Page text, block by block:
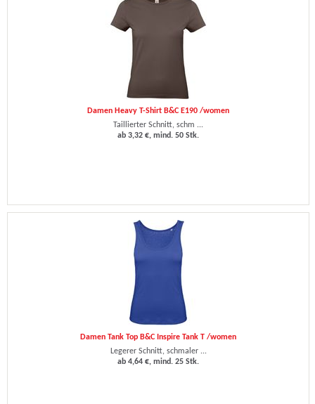
Damen Heavy T-Shirt B&C E190 /women
Taillierter Schnitt, schm ...
ab 3,32 €, mind. 50 Stk.
Damen Tank Top B&C Inspire Tank T /women
Legerer Schnitt, schmaler ...
ab 4,64 €, mind. 25 Stk.